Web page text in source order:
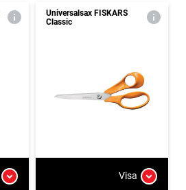
Universalsax FISKARS
Classic
Visa